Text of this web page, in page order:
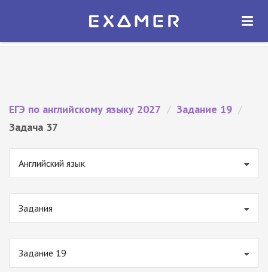
Экзамер — ЕГЭ 2027
ОТКРЫТЬ
ЕГЭ по английскому языку 2027 / Задание 19 /
Задача 37
Английский язык
Задания
Задание 19